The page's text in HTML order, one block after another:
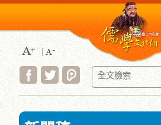
到
主
要
內
容
區
塊